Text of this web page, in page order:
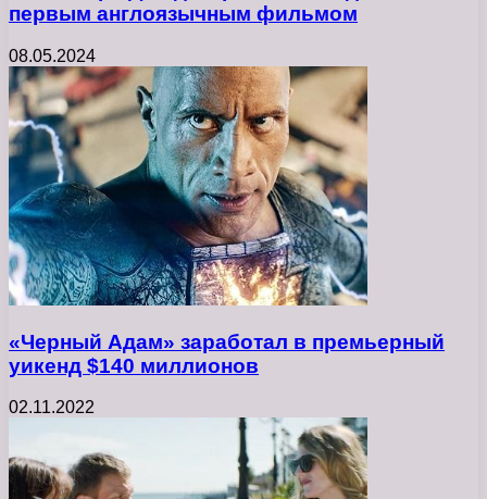
первым англоязычным фильмом
08.05.2024
«Черный Адам» заработал в премьерный
уикенд $140 миллионов
02.11.2022